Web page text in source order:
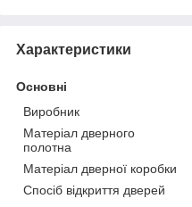
Характеристики
Основні
Виробник
Матеріал дверного
полотна
Матеріал дверної коробки
Спосіб відкриття дверей